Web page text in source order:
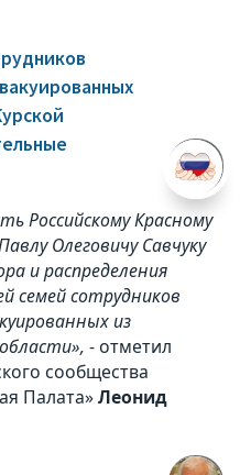
Российскому Красному
Олеговичу Савчуку
и распределения
семей сотрудников
из
- отметил
сообщества
Палата»Леонид